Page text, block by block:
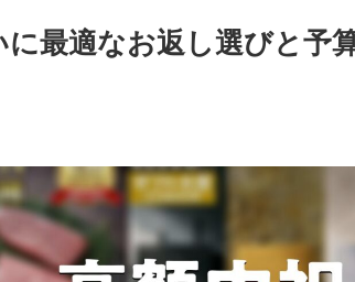
に最適なお返し選びと予